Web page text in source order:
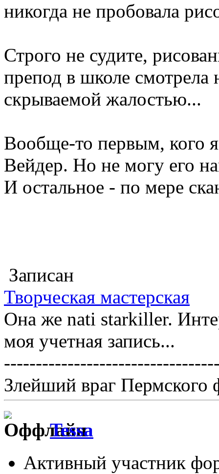
никогда не пробовала
Строго не судите,
препод в школе смотрела
скрываемой жалостью...
Вообще-то первым, кого
Вейдер. Но не могу его
И остальное - по мере
Записан
Творческая мастерская
Она же nati starkiller.
моя учетная запись...
Злейший враг Пермского
Tessa
Активный участник